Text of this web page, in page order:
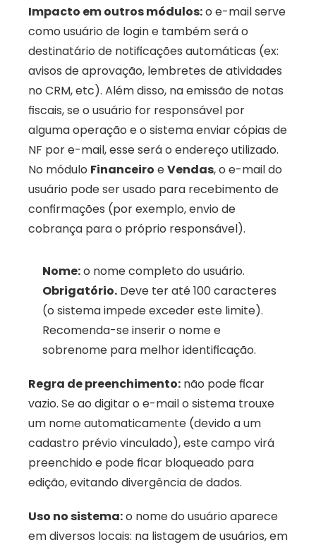
Impacto em outros módulos: o e-mail serve
como usuário de login e também será o
destinatário de notificações automáticas (ex:
avisos de aprovação, lembretes de atividades
no CRM, etc). Além disso, na emissão de notas
fiscais, se o usuário for responsável por
alguma operação e o sistema enviar cópias de
NF por e-mail, esse será o endereço utilizado.
No módulo Financeiro e Vendas, o e-mail do
usuário pode ser usado para recebimento de
confirmações (por exemplo, envio de
cobrança para o próprio responsável).
Nome:
Obrigatório. Deve ter até 100 caracteres
(o sistema impede exceder este limite).
Recomenda-se inserir o nome e
sobrenome para melhor identificação.
Regra de preenchimento: não pode ficar
vazio. Se ao digitar o e-mail o sistema trouxe
um nome automaticamente (devido a um
cadastro prévio vinculado), este campo virá
preenchido e pode ficar bloqueado para
edição, evitando divergência de dados.
Uso no sistema: o nome do usuário aparece
em diversos locais: na listagem de usuários, em